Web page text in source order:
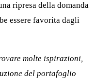
ripresa della domanda
essere favorita dagli
molte ispirazioni,
del portafoglio